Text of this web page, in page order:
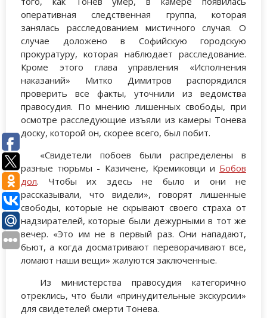
оперативная следственная группа, которая
занялась расследованием мистичного случая. О
случае доложено в Софийскую городскую
прокуратуру, которая наблюдает расследование.
Кроме этого глава управления «Исполнения
наказаний» Митко Димитров распорядился
проверить все факты, уточнили из ведомства
правосудия. По мнению лишенных свободы, при
осмотре расследующие изъяли из камеры Тонева
доску, которой он, скорее всего, был побит.
«Свидетели побоев были распределены в
разные тюрьмы - Казичене, Кремиковци и Бобов
дол. Чтобы их здесь не было и они не
рассказывали, что видели», говорят лишенные
свободы, которые не скрывают своего страха от
надзирателей, которые были дежурными в тот же
вечер. «Это им не в первый раз. Они нападают,
бьют, а когда досматривают переворачивают все,
ломают наши вещи» жалуются заключенные.
Из министерства правосудия категорично
отреклись, что были «принудительные экскурсии»
для свидетелей смерти Тонева.